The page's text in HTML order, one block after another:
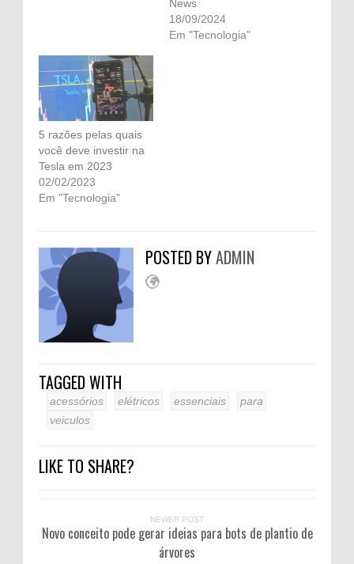
News
18/09/2024
Em "Tecnologia"
5 razões pelas quais
você deve investir na
Tesla em 2023
02/02/2023
Em "Tecnologia"
POSTED BYADMIN
TAGGED WITH
acessórios elétricos essenciais
para
veiculos
LIKE TO SHARE?
NEWER POST
Novo conceito pode gerar ideias para bots de plantio de
árvores